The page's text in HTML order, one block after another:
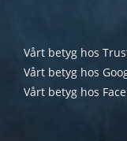
Vårt betyg hos
Vårt betyg hos
Vårt betyg hos